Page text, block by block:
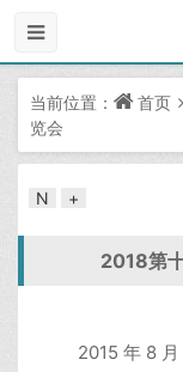
当前位置： 首页
览会
N +
2018第
2015 年 8 月